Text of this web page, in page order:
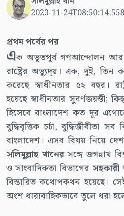
2023-11-
প্রথম পর্বের পর
এক অভূতপূর্ব গণআন্দোলন আর
রাষ্ট্রের অভ্যুদ্য়। এক, দুই, তিন
করেছে স্বাধীনতার ৫২ বছর।
হয়েছে স্বাধীনতার সুবর্ণজয়ন্তী;
হিসেবে বাংলাদেশ কত দূর
বুদ্ধিবৃত্তিক চর্চা, বুদ্ধিজীবীতা
বাংলাদেশ। এসব বিষয় নিয়ে
সলিমুল্লাহ খানেরসঙ্গে জগন্নাথ
ও সাংবাদিকতা বিভাগের
বিস্তারিত কথোপকথন হয়েছে।
অংশ ধারাবাহিকভাবে তুলে ধরা